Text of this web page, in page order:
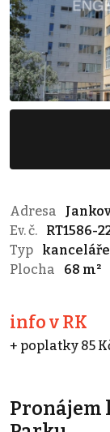
Adresa
Ev. č.
RT1586-
Typ
kanceláře
Plocha
68 m²
info v RK
+ poplatky 85
Pronájem